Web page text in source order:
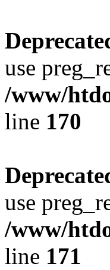
use
/www/
line 170
use
/www/
line 171